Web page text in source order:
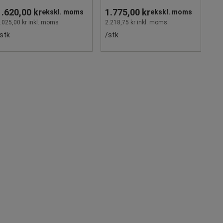
krekskl. moms
kr inkl. moms
1.775,00 krekskl. moms
2.218,75 kr inkl. moms
/stk